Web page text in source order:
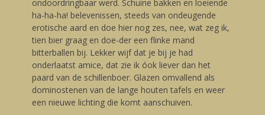
ondoordringbaar werd. Schuine bakken en loeiende
ha-ha-ha! belevenissen, steeds van ondeugende
erotische aard en doe hier nog zes, nee, wat zeg ik,
tien bier graag en doe-der een flinke mand
bitterballen bij. Lekker wijf dat je bij je had
onderlaatst amice, dat zie ik óok liever dan het
paard van de schillenboer. Glazen omvallend als
dominostenen van de lange houten tafels en weer
een nieuwe lichting die komt aanschuiven.